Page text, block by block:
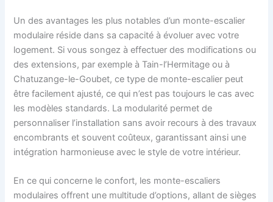
Un des avantages les plus notables d’un monte-escalier
modulaire réside dans sa capacité à évoluer avec votre
logement. Si vous songez à effectuer des modifications ou
des extensions, par exemple à Tain-l’Hermitage ou à
Chatuzange-le-Goubet, ce type de monte-escalier peut
être facilement ajusté, ce qui n’est pas toujours le cas avec
les modèles standards. La modularité permet de
personnaliser l’installation sans avoir recours à des travaux
encombrants et souvent coûteux, garantissant ainsi une
intégration harmonieuse avec le style de votre intérieur.
En ce qui concerne le confort, les monte-escaliers
modulaires offrent une multitude d’options, allant de sièges